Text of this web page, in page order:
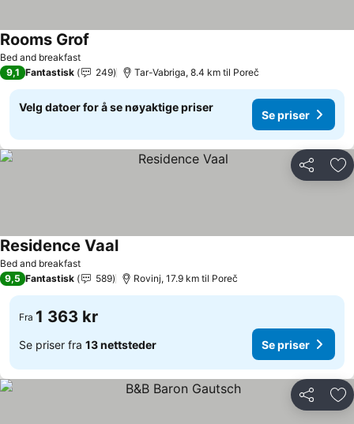
Bed and breakfast
Rooms Grof
9,1 Fantastisk 249 Tar-Vabriga, 8.4 km til Poreč
Velg datoer for å se nøyaktige priser
Se priser
Del
Bed and breakfast
Residence VaalSe priser
9,5 Fantastisk 589 Rovinj, 17.9 km til Poreč
Fra 1 363 kr
Se priser fra 13 nettsteder Se priser
Del